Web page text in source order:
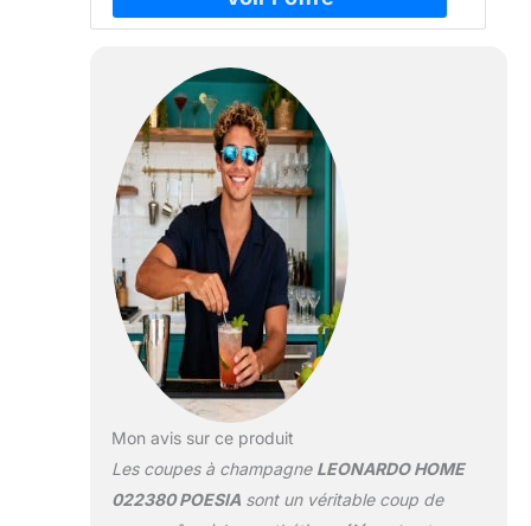
Mon avis sur ce produit
Les coupes à champagne LEONARDO HOME
022380 POESIAsont un véritable coup de